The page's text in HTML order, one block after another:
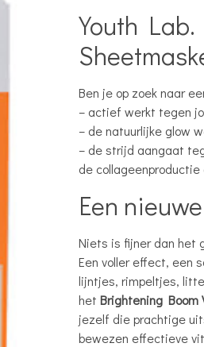
Youth
Ben je op zoek naar
– actief werkt tegen
– de natuurlijke glow
– de strijd aangaat
de
Een
Niets is fijner dan het
Een voller effect, een
lijntjes, rimpeltjes,
het Brightening Boom
jezelf die prachtige
bewezen effectieve